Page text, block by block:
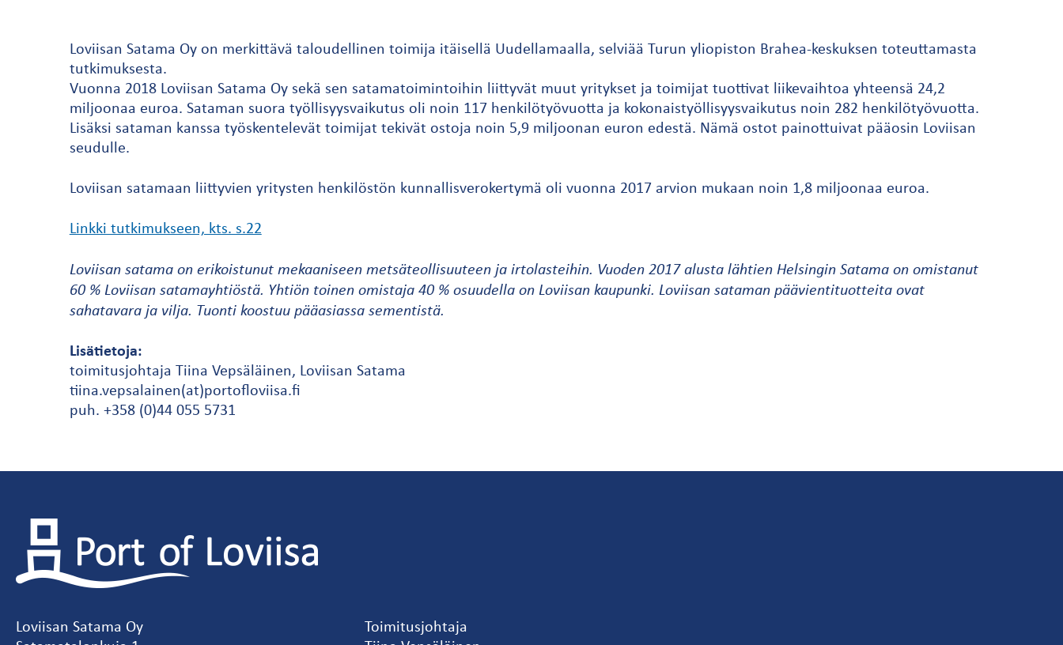
Loviisan Satama Oy on merkittävä taloudellinen toimija itäisellä Uudellamaalla, selviää Turun yliopiston Brahea-keskuksen toteuttamasta
tutkimuksesta.
Vuonna 2018 Loviisan Satama Oy sekä sen satamatoimintoihin liittyvät muut yritykset ja toimijat tuottivat liikevaihtoa yhteensä 24,2
miljoonaa euroa. Sataman suora työllisyysvaikutus oli noin 117 henkilötyövuotta ja kokonaistyöllisyysvaikutus noin 282 henkilötyövuotta.
Lisäksi sataman kanssa työskentelevät toimijat tekivät ostoja noin 5,9 miljoonan euron edestä. Nämä ostot painottuivat pääosin Loviisan
seudulle.
Loviisan satamaan liittyvien yritysten henkilöstön kunnallisverokertymä oli vuonna 2017 arvion mukaan noin 1,8 miljoonaa euroa.
Linkki tutkimukseen, kts. s.22
Loviisan satama on erikoistunut mekaaniseen metsäteollisuuteen ja irtolasteihin. Vuoden 2017 alusta lähtien Helsingin Satama on omistanut
60 % Loviisan satamayhtiöstä. Yhtiön toinen omistaja 40 % osuudella on Loviisan kaupunki. Loviisan sataman päävientituotteita ovat
sahatavara ja vilja. Tuonti koostuu pääasiassa sementistä.
Lisätietoja:
toimitusjohtaja Tiina Vepsäläinen, Loviisan Satama
tiina.vepsalainen(at)portofloviisa.fi
puh. +358 (0)44 055 5731
Loviisan Satama Oy
Toimitusjohtaja